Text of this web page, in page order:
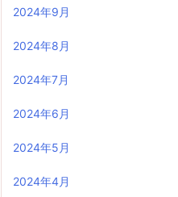
2024年9月
2024年8月
2024年7月
2024年6月
2024年5月
2024年4月